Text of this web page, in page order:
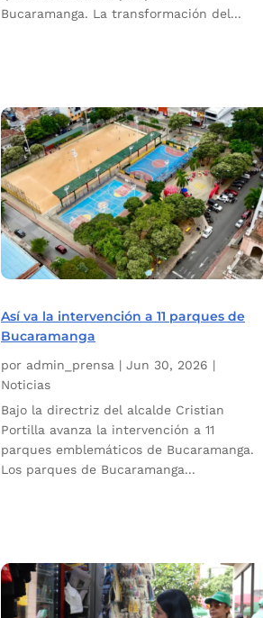
Bucaramanga. La transformación del...
Así va la intervención a 11 parques de
Bucaramanga
por admin_prensa | Jun 30, 2026 |
Noticias
Bajo la directriz del alcalde Cristian
Portilla avanza la intervención a 11
parques emblemáticos de Bucaramanga.
Los parques de Bucaramanga...